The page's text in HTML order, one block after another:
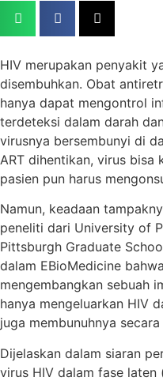
HIV merupakan penyakit
disembuhkan. Obat
hanya dapat mengontrol
terdeteksi dalam darah
virusnya bersembunyi di
ART dihentikan, virus bisa
pasien pun harus
Namun, keadaan
peneliti dari University of
Pittsburgh Graduate
dalam EBioMedicine
mengembangkan sebuah
hanya mengeluarkan HIV
juga membunuhnya
Dijelaskan dalam siaran
virus HIV dalam fase laten